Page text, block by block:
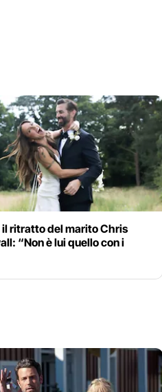
il ritratto del marito Chris
“Non è lui quello con i